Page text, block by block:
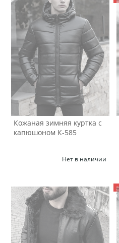
Кожаная зимняя куртка с
капюшоном К-585
Нет в наличии